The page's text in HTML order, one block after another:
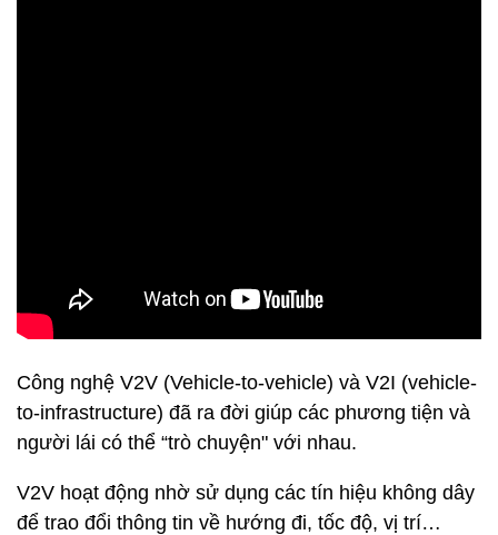
Công nghệ V2V (Vehicle-to-vehicle) và V2I (vehicle-
to-infrastructure) đã ra đời giúp các phương tiện và
người lái có thể “trò chuyện" với nhau.
V2V hoạt động nhờ sử dụng các tín hiệu không dây
để trao đổi thông tin về hướng đi, tốc độ, vị trí…